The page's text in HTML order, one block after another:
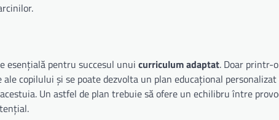
esențială pentru succesul unui curriculum adaptat. Doar printr-
copilului și se poate dezvolta un plan educațional
Un astfel de plan trebuie să ofere un echilibru între